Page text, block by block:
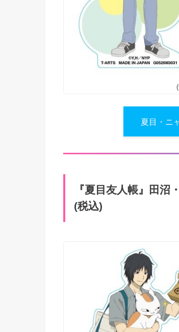
夏目・ニ
『夏目友人帳』田
(税込)